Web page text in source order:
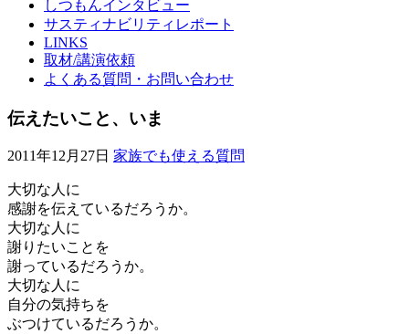
しつもんインタビュー
サスティナビリティレポート
LINKS
取材/講演依頼
よくある質問・お問い合わせ
伝えたいこと、いま
2011年12月27日 家族でも使える質問
大切な人に
感謝を伝えているだろうか。
大切な人に
謝りたいことを
謝っているだろうか。
大切な人に
自分の気持ちを
ぶつけているだろうか。